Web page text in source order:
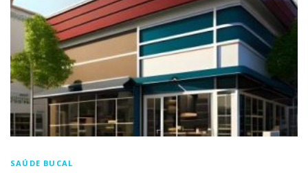
SAÚDE BUCAL